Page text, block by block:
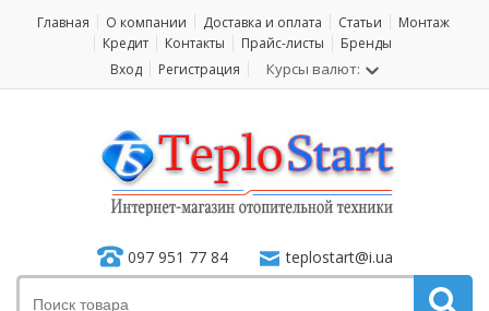
Главная О компании Доставка и оплата Статьи
Монтаж
Кредит
Контакты Прайс-листы
Бренды
Вход
Регистрация Курсы валют:
097 951 77 84 teplostart@i.ua